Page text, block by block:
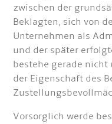
zwischen der
Beklagten, sich von
Unternehmen als
und der später
bestehe gerade nicht
der Eigenschaft des
Vorsorglich werde